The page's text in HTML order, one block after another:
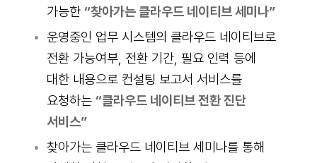
가능한 “찾아가는 클라우드 네이티브 세미나”
운영중인 업무 시스템의 클라우드 네이티브로
전환 가능여부, 전환 기간, 필요 인력 등에
대한 내용으로 컨설팅 보고서 서비스를
요청하는 “클라우드 네이티브 전환 진단
서비스”
찾아가는 클라우드 네이티브 세미나를 통해